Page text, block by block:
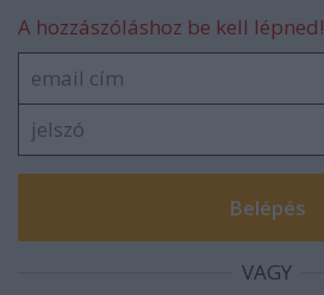
A hozzászóláshoz be kell lépned!
VAGY